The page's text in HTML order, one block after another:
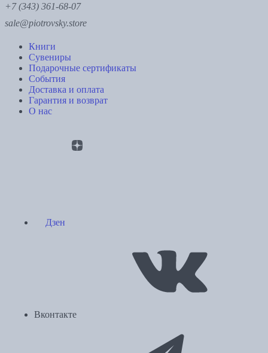
+7 (343) 361-68-07
sale@piotrovsky.store
Книги
Сувениры
Подарочные сертификаты
События
Доставка и оплата
Гарантия и возврат
О нас
Дзен
Вконтакте